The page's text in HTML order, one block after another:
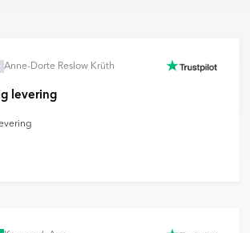
skærm,
Anne-Dorte Reslow Krüth
levering